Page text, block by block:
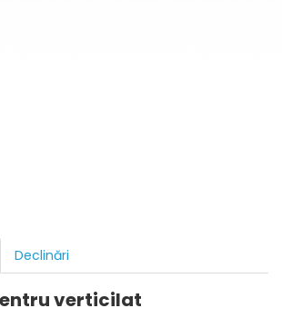
Declinări
verticilat